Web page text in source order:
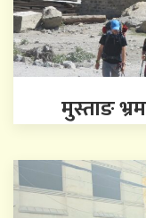
मुस्ताङ